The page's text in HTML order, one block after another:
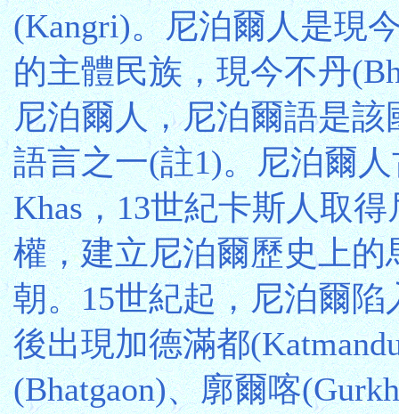
(Kangri)。尼泊爾人是現
的主體民族，現今不丹
尼泊爾人，尼泊爾語是該
語言之一(註1)。尼泊爾
Khas，13世紀卡斯人取
權，建立尼泊爾歷史上的
朝。15世紀起，尼泊爾
後出現加德滿都
(Bhatgaon)、廓爾喀